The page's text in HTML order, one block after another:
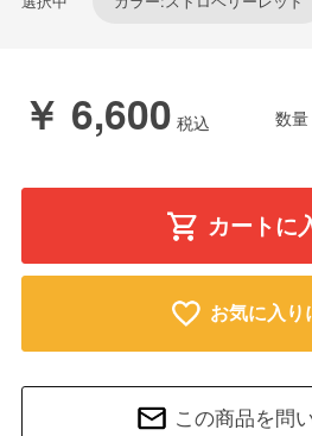
￥ 6,600 数量
カートに
お気に入り
この商品を問